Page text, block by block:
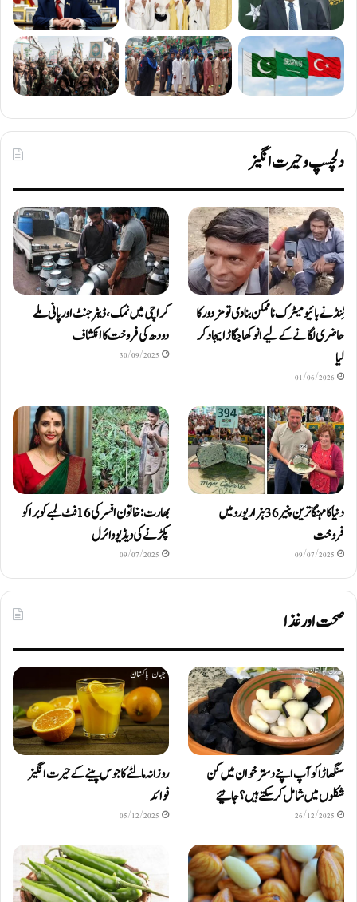
دلچسپ و حیرت انگیز
ٹِنڈ نے بائیومیٹرک ناممکن بنا دی تو مزدور کا
حاضری لگانے کے لیے انوکھا جگاڑ ایجاد کر
لیا
01/06/2026
کراچی میں نمک، ڈیٹرجنٹ اور پانی ملے
دودھ کی فروخت کا انکشاف
30/09/2025
دنیا کا مہنگا ترین پنیر 36 ہزار یورو میں
فروخت
09/07/2025
بھارت: خاتون افسر کی 16 فٹ لمبے کوبرا کو
پکڑنے کی ویڈیو وائرل
09/07/2025
صحت اور غذا
سنگھاڑا کو آپ اپنے دستر خوان میں کن
شکلوں میں شامل کرسکتے ہیں ؟ جانیئے
26/12/2025
روزانہ مالٹے کا جوس پینے کے حیرت انگیز
فوائد
05/12/2025